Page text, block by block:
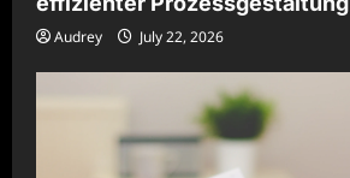
Audrey July 22, 2026